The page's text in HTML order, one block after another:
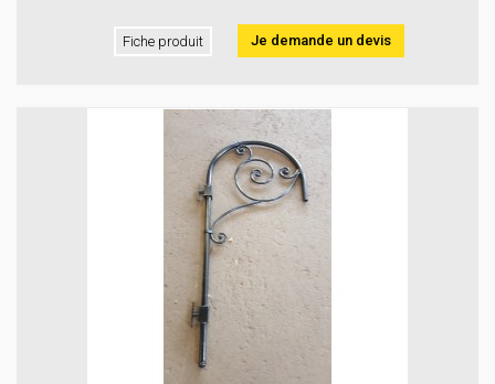
Fiche produit Je demande un devis